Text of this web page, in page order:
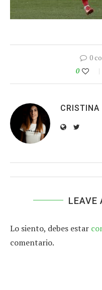
0
0
CRISTINA
LEAVE
Lo siento, debes estar
comentario.